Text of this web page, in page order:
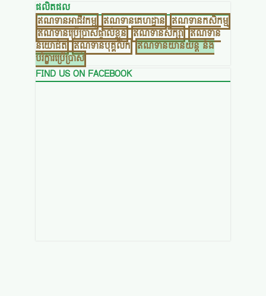
ផលិតផល
ឥណទានអាជីវកម្ម ឥណទានគេហដ្ឋាន ឥណទានកសិកម្ម
ឥណទានប្រើប្រាស់ផ្ទាល់ខ្លួន ឥណទានសិក្សា ឥណទាន
និយោជិត ឥណទានបុគ្គលិក ឥណទានយានយន្ត និង
បរិក្ខារប្រើប្រាស់
FIND US ON FACEBOOK